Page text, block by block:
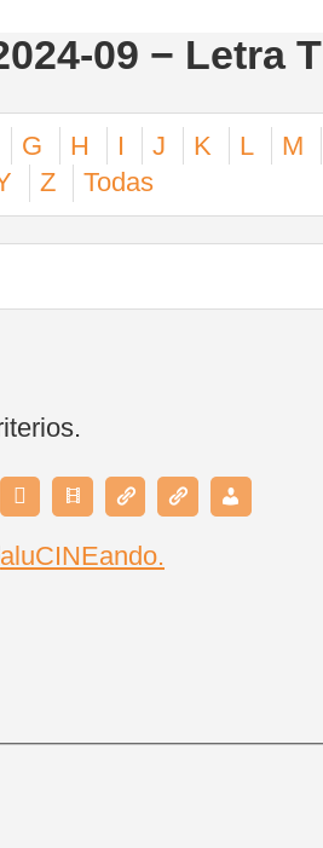
09 − Letra T
G H I J K L M
Z Todas